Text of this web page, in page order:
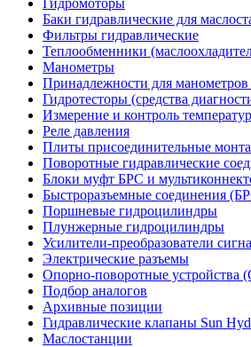
Баки гидравлические для
Фильтры гидравлические
Теплообменники
Манометры
Принадлежности для
Гидротесторы (средства
Измерение и контроль
Реле давления
Плиты присоединительные
Поворотные гидравлические
Блоки муфт БРС и
Быстроразъемные соединения
Поршневые гидроцилиндры
Плунжерные гидроцилиндры
Усилители-преобразователи
Электрические разъемы
Опорно-поворотные устройства
Подбор аналогов
Архивные позиции
Гидравлические клапаны Sun
Маслостанции